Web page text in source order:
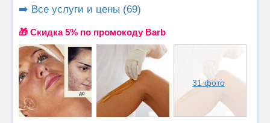
➡️ Все услуги и цены (69)
🎁 Cкидка 5% по промокоду Barb
31 фото